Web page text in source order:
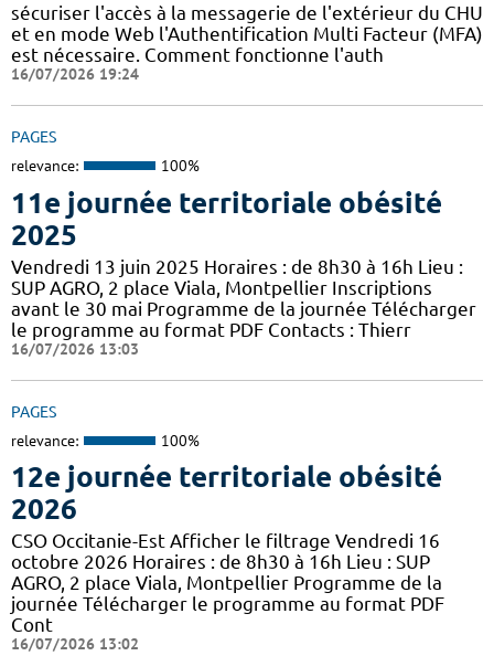
sécuriser l'accès à la messagerie de l'extérieur du CHU
et en mode Web l'Authentification Multi Facteur (MFA)
est nécessaire. Comment fonctionne l'auth
16/07/2026 19:24
PAGES
relevance: 100%
11e journée territoriale obésité
2025
Vendredi 13 juin 2025 Horaires : de 8h30 à 16h Lieu :
SUP AGRO, 2 place Viala, Montpellier Inscriptions
avant le 30 mai Programme de la journée Télécharger
le programme au format PDF Contacts : Thierr
16/07/2026 13:03
PAGES
relevance: 100%
12e journée territoriale obésité
2026
CSO Occitanie-Est Afficher le filtrage Vendredi 16
octobre 2026 Horaires : de 8h30 à 16h Lieu : SUP
AGRO, 2 place Viala, Montpellier Programme de la
journée Télécharger le programme au format PDF
Cont
16/07/2026 13:02